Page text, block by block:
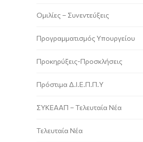
Ομιλίες – Συνεντεύξεις
Προγραμματισμός Υπουργείου
Προκηρύξεις-Προσκλήσεις
Πρόστιμα Δ.Ι.Ε.Π.Π.Υ
ΣΥΚΕΑΑΠ – Τελευταία Νέα
Τελευταία Νέα